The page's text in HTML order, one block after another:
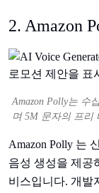
2. Amazon
Amazon Polly는 수
며 5M 문자의 프리
Amazon Polly 는
음성 생성을 제공
비스입니다. 개발